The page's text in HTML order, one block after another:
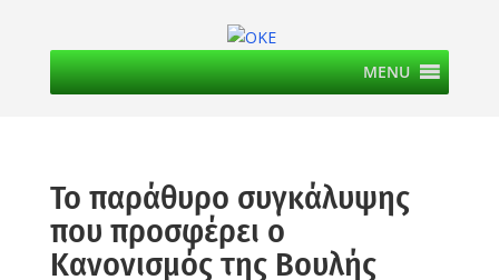
MENU
Το παράθυρο συγκάλυψης
που προσφέρει ο
Κανονισμός της Βουλής